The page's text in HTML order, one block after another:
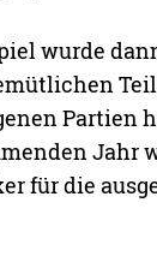
wurde
Partien
Jahr
für die